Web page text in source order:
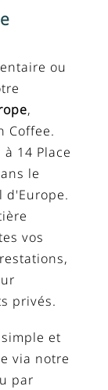
ou
,
Coffee.
14 Place
le
d'Europe.
vos
privés.
et
via notre
par